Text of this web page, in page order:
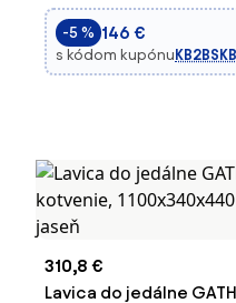
-5 % 146 €
s kódom kupónu
310,8 €
Lavica do jedálne